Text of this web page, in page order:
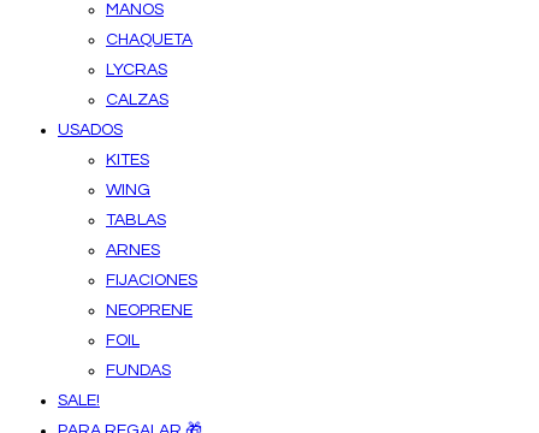
MANOS
CHAQUETA
LYCRAS
CALZAS
USADOS
KITES
WING
TABLAS
ARNES
FIJACIONES
NEOPRENE
FOIL
FUNDAS
SALE!